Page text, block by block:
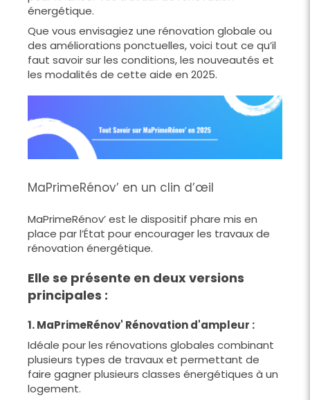
énergétique.
Que vous envisagiez une rénovation globale ou
des améliorations ponctuelles, voici tout ce qu’il
faut savoir sur les conditions, les nouveautés et
les modalités de cette aide en 2025.
MaPrimeRénov’ en un clin d’œil
MaPrimeRénov’ est le dispositif phare mis en
place par l’État pour encourager les travaux de
rénovation énergétique.
Elle se présente en deux versions
principales :
1. MaPrimeRénov' Rénovation d'ampleur :
Idéale pour les rénovations globales combinant
plusieurs types de travaux et permettant de
faire gagner plusieurs classes énergétiques à un
logement.